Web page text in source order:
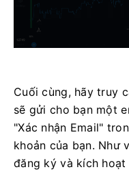
Cuối cùng, hãy truy
sẽ gửi cho bạn một
"Xác nhận Email"
khoản của bạn. Như
đăng ký và kích hoạt